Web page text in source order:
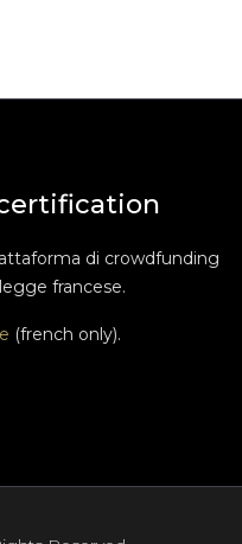
di crowdfunding
francese.
(french only).